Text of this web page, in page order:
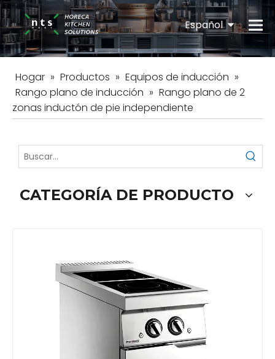
Español
English
Hogar » Productos » Equipos de inducción »
Rango plano de inducción » Rango plano de 2
zonas inductón de pie independiente
CATEGORÍA DE PRODUCTO